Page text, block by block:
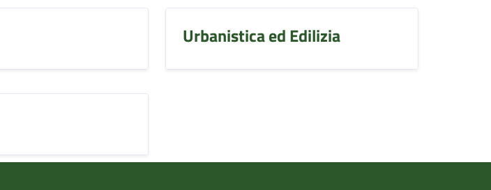
Urbanistica ed Edilizia